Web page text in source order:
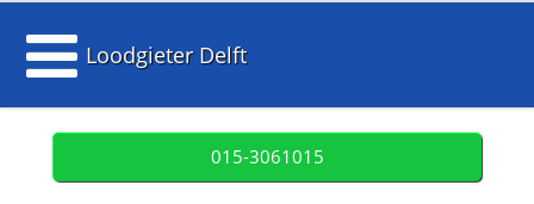
Loodgieter Delft
015-3061015